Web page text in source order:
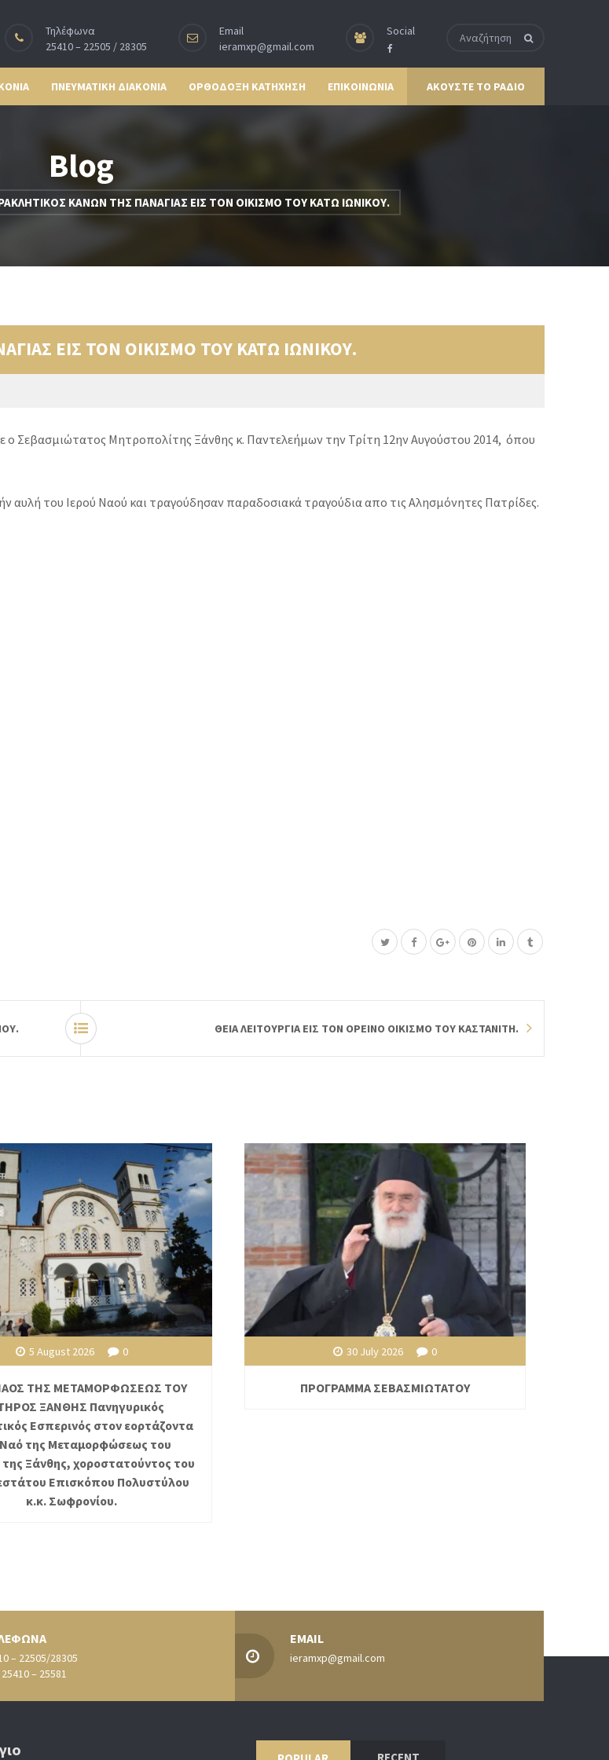
Τηλέφωνα
25410 – 22505 / 28305
Email
ieramxp@gmail.com
Social
ΠΝΕΥΜΑΤΙΚΗ ΔΙΑΚΟΝΙΑ ΟΡΘΟΔΟΞΗ ΚΑΤΗΧΗΣΗ ΕΠΙΚΟΙΝΩΝΙΑ ΑΚΟΥΣΤΕ ΤΟ ΡΑΔΙΟ
Blog
ΚΑΝΩΝ ΤΗΣ ΠΑΝΑΓΙΑΣ ΕΙΣ ΤΟΝ ΟΙΚΙΣΜΟ ΤΟΥ ΚΑΤΩ ΙΩΝΙΚΟΥ.
ΕΙΣ ΤΟΝ ΟΙΚΙΣΜΟ ΤΟΥ ΚΑΤΩ ΙΩΝΙΚΟΥ.
Σεβασμιώτατος Μητροπολίτης Ξάνθης κ. Παντελεήμων την Τρίτη 12ην Αυγούστου 2014, όπου
αυλή του Ιερού Ναού και τραγούδησαν παραδοσιακά τραγούδια απο τις Αλησμόνητες Πατρίδες.
ΘΕΙΑ ΛΕΙΤΟΥΡΓΙΑ ΕΙΣ ΤΟΝ ΟΡΕΙΝΟ ΟΙΚΙΣΜΟ ΤΟΥ ΚΑΣΤΑΝΙΤΗ.
5 August 2026 0
ΤΗΣ ΜΕΤΑΜΟΡΦΩΣΕΩΣ ΤΟΥ
ΞΑΝΘΗΣ Πανηγυρικός
Εσπερινός στον εορτάζοντα
Ναό της Μεταμορφώσεως του
Ξάνθης, χοροστατούντος του
Επισκόπου Πολυστύλου
κ.κ. Σωφρονίου.
30 July 2026 0
ΠΡΟΓΡΑΜΜΑ ΣΕΒΑΣΜΙΩΤΑΤΟΥ
– 22505/28305
– 25581
EMAIL
ieramxp@gmail.com